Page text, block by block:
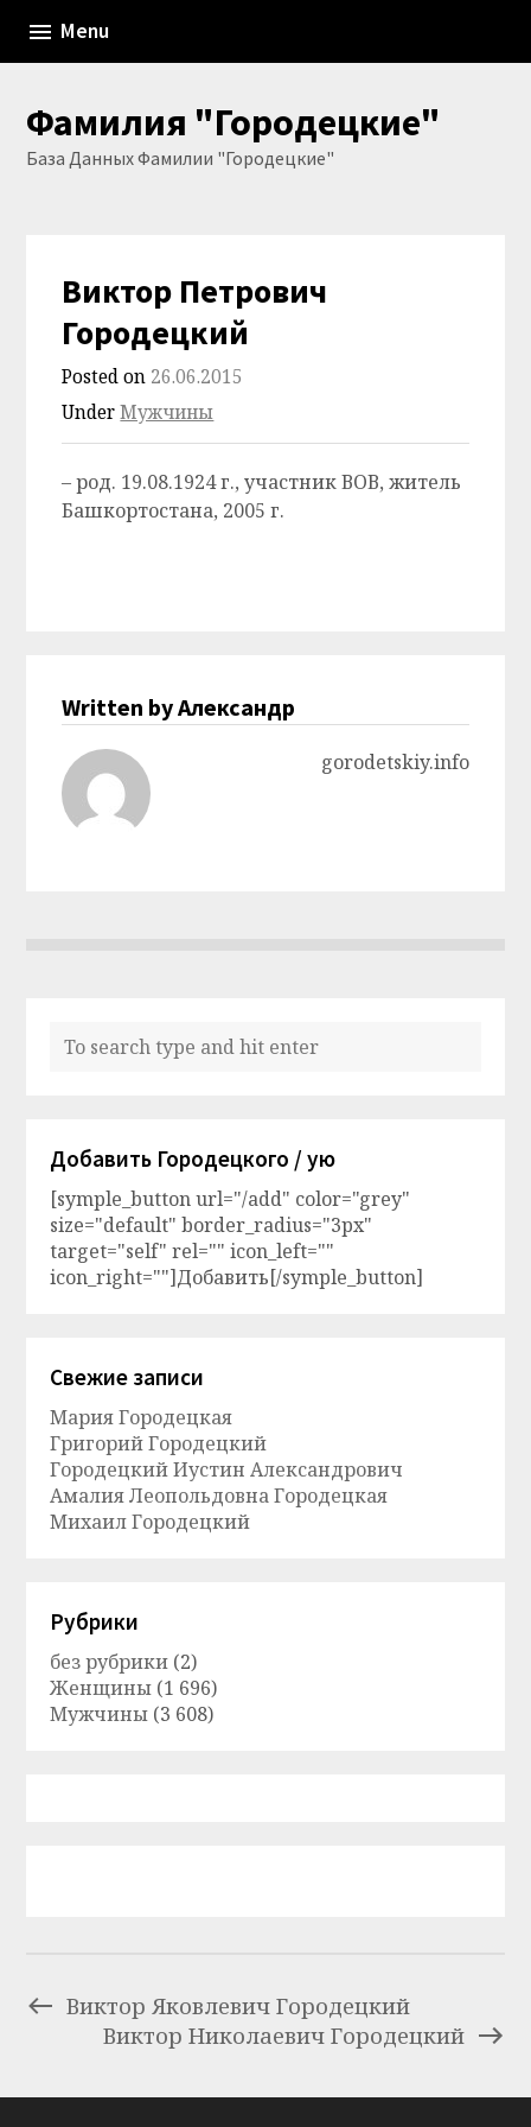
content
Menu
Фамилия "Городецкие"
База Данных Фамилии "Городецкие"
Виктор Петрович
Городецкий
Posted on 26.06.2015
UnderМужчины
– род. 19.08.1924 г., участник ВОВ, житель
Башкортостана, 2005 г.
Written by Александр
gorodetskiy.info
Добавить Городецкого / ую
[symple_button url="/add" color="grey"
size="default" border_radius="3px"
target="self" rel="" icon_left=""
icon_right=""]Добавить[/symple_button]
Свежие записи
Мария Городецкая
Григорий Городецкий
Городецкий Иустин Александрович
Амалия Леопольдовна Городецкая
Михаил Городецкий
Рубрики
без рубрики (2)
Женщины (1 696)
Мужчины (3 608)
Виктор Яковлевич Городецкий
Виктор Николаевич Городецкий